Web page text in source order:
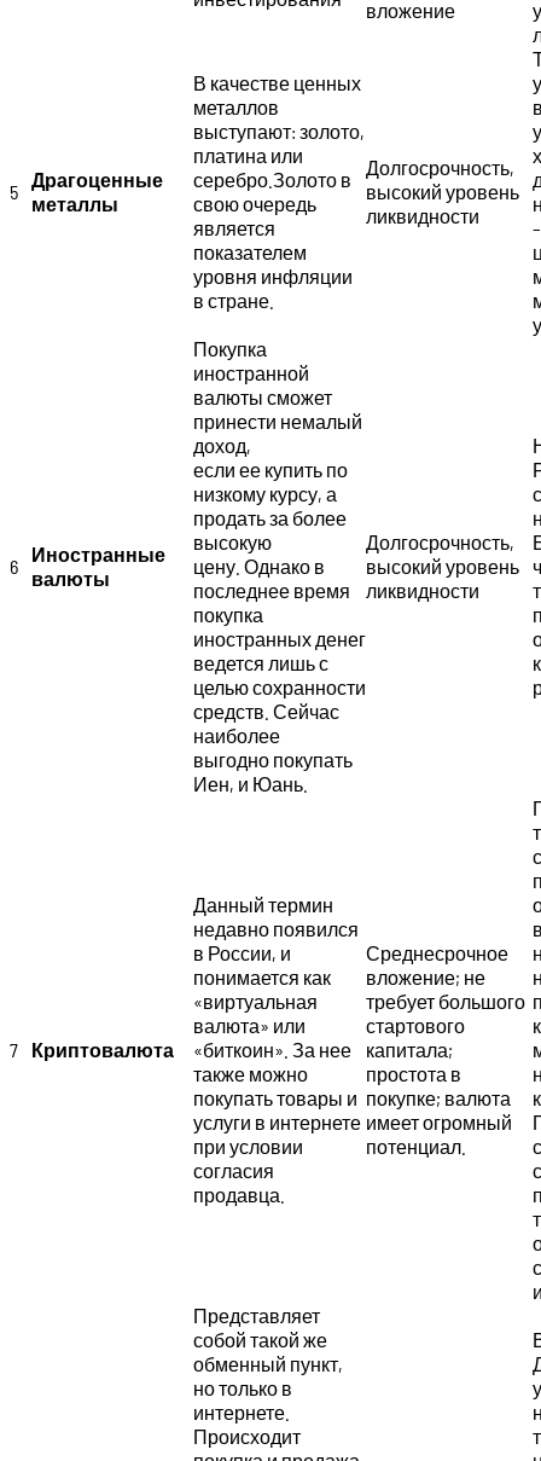
вложение
5
Драгоценные
металлы
В качестве ценных
металлов
выступают: золото,
платина или
серебро.Золото в
свою очередь
является
показателем
уровня инфляции
в стране.
Долгосрочность,
высокий уровень
ликвидности
6
Иностранные
валюты
Покупка
иностранной
валюты сможет
принести немалый
доход,
если ее купить по
низкому курсу, а
продать за более
высокую
цену. Однако в
последнее время
покупка
иностранных денег
ведется лишь с
целью сохранности
средств. Сейчас
наиболее
выгодно покупать
Иен, и Юань.
Долгосрочность,
высокий уровень
ликвидности
7 Криптовалюта
Данный термин
недавно появился
в России, и
понимается как
«виртуальная
валюта» или
«биткоин». За нее
также можно
покупать товары и
услуги в интернете
при условии
согласия
продавца.
Среднесрочное
вложение; не
требует большого
стартового
капитала;
простота в
покупке; валюта
имеет огромный
потенциал.
Представляет
собой такой же
обменный пункт,
но только в
интернете.
Происходит